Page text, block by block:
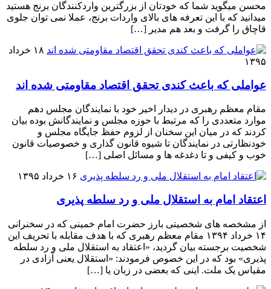
محسن میگوید شما که خودتان از بزرگترین واردکنندگان برنج هستید
میدانید که با این تعرفه های بالای واردات برنج، عملا نمی توان جلوی
قاچاق را گرفت و بعد هم مدیر […]
۱۸ خرداد
۱۳۹۵
عواملی که باعث کندی تحقق اقتصاد مقاومتی شده اند
مقام معظم رهبری در دیدار اخیر خود با نمایندگان مجلس دهم
موارد متعددی را که مرتبط با حوزه مجلس و نمایندگانش بوده بیان
کردند که در میان این سخنان از لزوم حفظ جایگاه مجلس و
خودنظارتی در نمایندگان تا شیوه قانون گذاری و خصوصیات قانون
خوب و کیفی و تا دغدغه ها و مسائل اصلی […]
۱۶ خرداد ۱۳۹۵
اعتقاد امام به استقلال ملی و رد سلطه پذیری
از مشخصه های شخصیتی بارز حضرت امام خمینی که در سخنرانی
۱۴ خرداد ۱۳۹۴ مقام معظم رهبری که با هدف مقابله با تحریف این
شخصیت برجسته بیان گردید، «اعتقاد به استقلال ملی و رد سلطه
پذیری» بود که در این خصوص فرمودند: «استقلال یعنی آزادی در
مقیاس یک ملت. اینی که بعضی در زبان یا […]